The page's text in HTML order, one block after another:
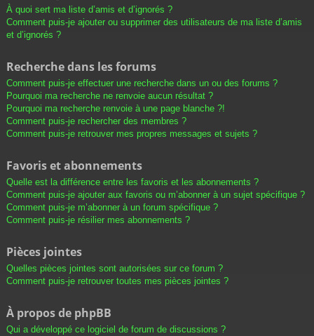
À quoi sert ma liste d’amis et d’ignorés ?
Comment puis-je ajouter ou supprimer des utilisateurs de ma liste d’amis
et d’ignorés ?
Recherche dans les forums
Comment puis-je effectuer une recherche dans un ou des forums ?
Pourquoi ma recherche ne renvoie aucun résultat ?
Pourquoi ma recherche renvoie à une page blanche ?!
Comment puis-je rechercher des membres ?
Comment puis-je retrouver mes propres messages et sujets ?
Favoris et abonnements
Quelle est la différence entre les favoris et les abonnements ?
Comment puis-je ajouter aux favoris ou m’abonner à un sujet spécifique ?
Comment puis-je m’abonner à un forum spécifique ?
Comment puis-je résilier mes abonnements ?
Pièces jointes
Quelles pièces jointes sont autorisées sur ce forum ?
Comment puis-je retrouver toutes mes pièces jointes ?
À propos de phpBB
Qui a développé ce logiciel de forum de discussions ?